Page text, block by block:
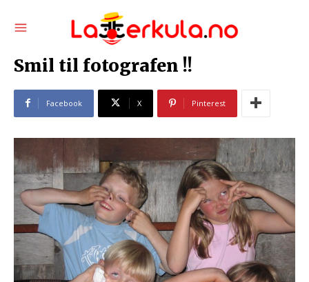
Smil til fotografen !!
Facebook X Pinterest